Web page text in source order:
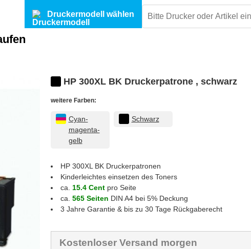
Druckermodell wählen
HP 300XL BK Druckerpatrone , schwarz
weitere Farben:
Cyan-
magenta-
gelb
Schwarz
HP 300XL BK Druckerpatronen
Kinderleichtes einsetzen des Toners
ca. 15.4 Cent pro Seite
ca. 565 Seiten DIN A4 bei 5% Deckung
3 Jahre Garantie & bis zu 30 Tage Rückgaberecht
Kostenloser Versand morgen